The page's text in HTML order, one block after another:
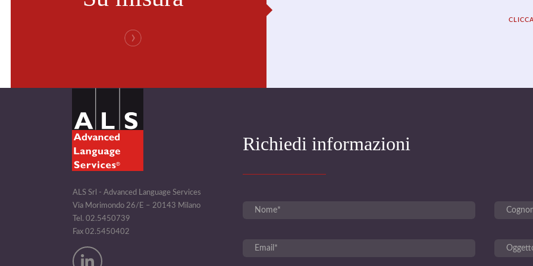
ALS Srl - Advanced Language Services
Via Morimondo 26/E – 20143 Milano
Tel. 02.5450739
Fax 02.5450402
Richiedi informazioni